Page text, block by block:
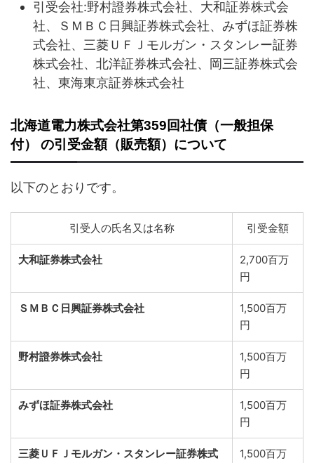
引受会社:野村證券株式会社、大和証券株式会
社、ＳＭＢＣ日興証券株式会社、みずほ証券株
式会社、三菱ＵＦＪモルガン・スタンレー証券
株式会社、北洋証券株式会社、岡三証券株式会
社、東海東京証券株式会社
北海道電力株式会社第359回社債（一般担保
付） の引受金額（販売額）について
以下のとおりです。
引受人の氏名又は名称 引受金額
大和証券株式会社
2,700百万
円
ＳＭＢＣ日興証券株式会社
1,500百万
円
野村證券株式会社
1,500百万
円
みずほ証券株式会社
1,500百万
円
三菱ＵＦＪモルガン・スタンレー証券株式
1,500百万